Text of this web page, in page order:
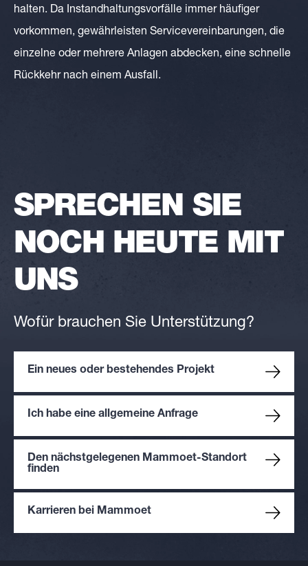
halten. Da Instandhaltungsvorfälle immer häufiger
vorkommen, gewährleisten Servicevereinbarungen, die
einzelne oder mehrere Anlagen abdecken, eine schnelle
Rückkehr nach einem Ausfall.
SPRECHEN SIE
NOCH HEUTE MIT
UNS
Wofür brauchen Sie Unterstützung?
Ein neues oder bestehendes Projekt
Ich habe eine allgemeine Anfrage
Den nächstgelegenen Mammoet-Standort
finden
Karrieren bei Mammoet